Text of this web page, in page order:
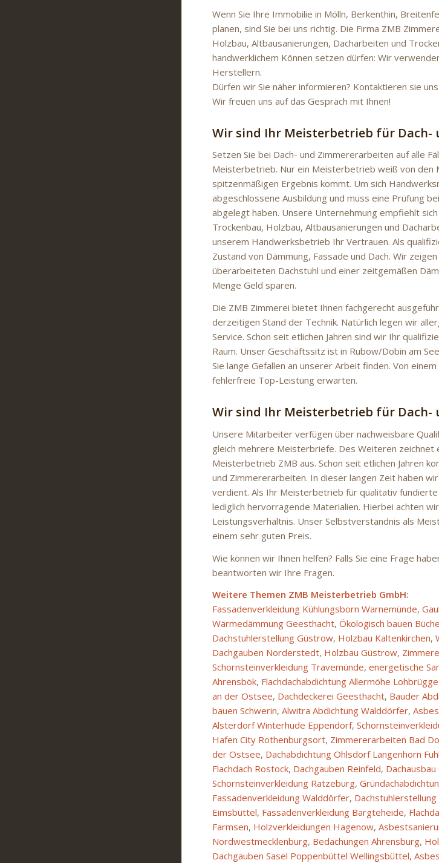
Wenn Sie Ihre Immobilie in Mölln, Berkenthin,
planen, sind Sie bei uns richtig. Die Firma ZMB
Holzbau, Altbausanierungen, Dacharbeiten und
handwerklichem Können setzen dürfen: Wir
Herstellern.
Dürfen wir Sie näher informieren? Kontaktieren sie
Wir freuen uns auf das Gespräch mit Ihnen!
Wir sind Ihr Meisterbetrieb für Dach-
Setzen Sie bei Dach- und Zimmererarbeiten auf alle
Meisterbetrieb. Nur ein Meisterbetrieb weiß von den
spitzenmäßigen Ergebnis kommt. Um sich
abgeschlossene Ausbildung und muss eine Prüfung
abgelegt haben. Unsere Unternehmung empfiehlt
Trockenbau, Holzbau, Altbausanierungen und
unserem Handwerksbetrieb Ihr Vertrauen. Als
Zustand von Dämmung, Fassade und Dach. Wir
überarbeiteten Dachstuhl und einer zeitgemäßen
Menge Geld sparen.
Die ZMB Zimmerei bietet Ihnen fachgerecht
derzeitigen Stand der Technik. Natürlich legen wir
Service. Schon seit etlichen Jahren sind wir Ihr
Raum. Unser Geschäftssitz ist in Rubow/Dobin am
Sie lange Gefallen an unserer Arbeit finden. Von
fehlerfreie Top-Leistung erwarten.
Wir sind Ihr Meisterbetrieb für Dach-
Unsere Mitarbeiter verfügen über nachweisbare
gleich mehrere Meisterbriefe. Des Weiteren zeichnet
Meisterbetrieb ZMB aus. Schon seit etlichen Jahren
und Zimmererarbeiten. In dieser langen Zeit haben
verdient. Als Ihr Meisterbetrieb für qualitativ
lediglich hervorragende Materialien. Hierbei achten
Leistungsverhältnis. Unser Selbstverständnis als
einem sehr guten Preis.
Wie können wir Ihnen helfen? Falls Sie eine Frage
beantworten wir Ihre Fragen.
Weitere Themen ZMB Meisterbetrieb GmbH:
Fassadenverkleidung Kühlungsborn Warnemünde,
Wärmedämmung Geesthacht, Ökologisch bauen
Dachstuhlerstellung Güstrow, Holzbau Kaltenkirchen,
Dachgauben Norderstedt, Holzbau Güstrow,
Schornsteinverkleidung Travemünde, energetische
Ahrensbök, Flachdachabdichtung Allermöhe Lohbrügge
an der Ostsee, Dachdeckerei Geesthacht, Bauder
bauen Schwerin, Alwitra Abdichtung Walddörfer,
Alsterdorf Winterhude Eppendorf,
Hafen City Rothenburgsort, Zimmererarbeiten Bad
der Ostsee, Dachabdichtung Ohlsdorf Langenhorn
Flachdach Rostock, Dachgauben Reinfeld,
Schornsteinverkleidung Ratzeburg,
Fassadenverkleidung Walddörfer,
Eimsbüttel, Fassadenverkleidung Bargteheide,
Farmsen, Holzverkleidungen Hagenow,
Nordwestmecklenburg, Bedachungen Ahrensburg,
Dachgauben Sasel Poppenbüttel Wellingsbüttel,